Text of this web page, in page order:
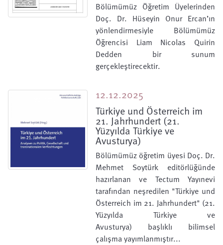
Bölümümüz Öğretim Üyelerinden
Doç. Dr. Hüseyin Onur Ercan’ın
yönlendirmesiyle Bölümümüz
Öğrencisi Liam Nicolas Quirin
Dedden bir sunum
gerçekleştirecektir.
12.12.2025
Türkiye und Österreich im
21. Jahrhundert (21.
Yüzyılda Türkiye ve
Avusturya)
Bölümümüz öğretim üyesi Doç. Dr.
Mehmet Soytürk editörlüğünde
hazırlanan ve Tectum Yayınevi
tarafından neşredilen "Türkiye und
Österreich im 21. Jahrhundert" (21.
Yüzyılda Türkiye ve
Avusturya) başlıklı bilimsel
çalışma yayımlanmıştır...